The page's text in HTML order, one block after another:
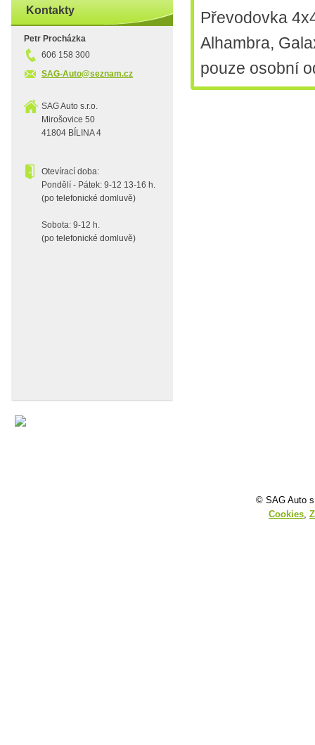
Kontakty
Petr Procházka
606 158 300
SAG-Auto@seznam.cz
SAG Auto s.r.o.
Mirošovice 50
41804 BÍLINA 4
Otevírací doba:
Pondělí - Pátek: 9-12 13-16 h.
(po telefonické domluvě)
Sobota: 9-12 h.
(po telefonické domluvě)
Převodovka
Alhambra,
pouze osobní
© SAG Auto
Cookies,